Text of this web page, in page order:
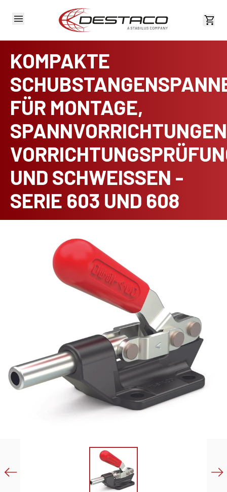
KOMPAKTE
FÜR MONTAGE,
UND SCHWEISSEN -
SERIE 603 UND 608